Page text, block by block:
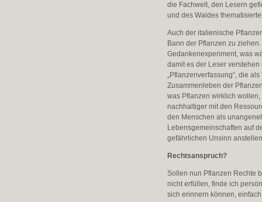
die Fachwelt, den Lesern
und des Waldes
Auch der italienische
Bann der Pflanzen zu
Gedankenexperiment, was
damit es der Leser
„Pflanzenverfassung“, die
Zusammenleben der
was Pflanzen wirklich
nachhaltiger mit den
den Menschen als
Lebensgemeinschaften auf
gefährlichen Unsinn
Rechtsanspruch?
Sollen nun Pflanzen Rechte
nicht erfüllen, finde ich
sich erinnern können,